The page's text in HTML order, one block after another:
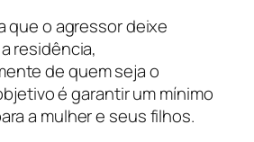
que o agressor deixe
residência,
de quem seja o
é garantir um mínimo
a mulher e seus filhos.